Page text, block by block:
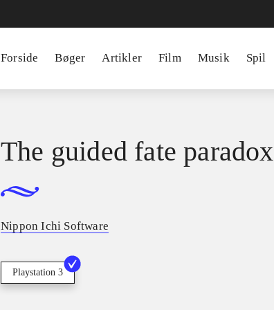
Forside Bøger Artikler Film Musik Spil
The guided fate paradox
Nippon Ichi Software
Playstation 3